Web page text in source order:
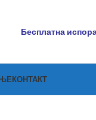
Бесплатна
КОНТАКТ